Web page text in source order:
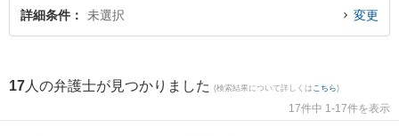
談できる水戸市内の弁護士に相談予約したい』などでお困りの相談者さんにお
詳細条件 未選択 変更
17 人の弁護士が見つかりました (検索結果について詳しくは こちら)
17件中 1-17件を表示